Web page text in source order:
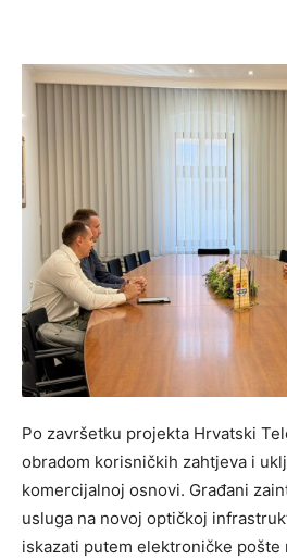
Po završetku projekta Hrvatski
obradom korisničkih zahtjeva i
komercijalnoj osnovi. Građani
usluga na novoj optičkoj
iskazati putem elektroničke pošte